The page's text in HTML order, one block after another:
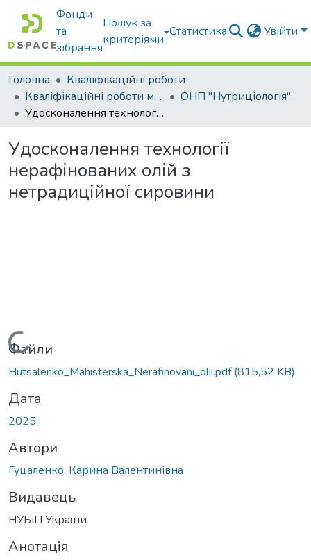
Фонди
та
зібрання
Пошук за
критеріями
Статистика Увійти
Головна
Кваліфікаційні роботи
Кваліфікаційні роботи магістрів
ОНП "Нутриціологія"
Удосконалення технології нерафінованих олій з нетрадиційної сировини
Удосконалення технології
нерафінованих олій з
нетрадиційної сировини
Вантажиться...
Файли
Hutsalenko_Mahisterska_Nerafinovani_olii.pdf(815,52 KB)
Дата
2025
Автори
Гуцаленко, Карина Валентинівна
Видавець
НУБіП України
Анотація